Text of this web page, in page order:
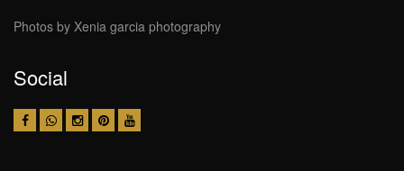
Photos by Xenia garcia photography
Social